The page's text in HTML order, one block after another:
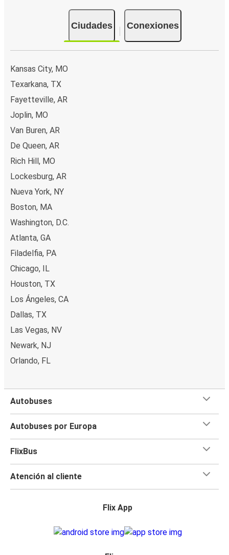
Ciudades Conexiones
Kansas City, MO
Texarkana, TX
Fayetteville, AR
Joplin, MO
Van Buren, AR
De Queen, AR
Rich Hill, MO
Lockesburg, AR
Nueva York, NY
Boston, MA
Washington, D.C.
Atlanta, GA
Filadelfia, PA
Chicago, IL
Houston, TX
Los Ángeles, CA
Dallas, TX
Las Vegas, NV
Newark, NJ
Orlando, FL
Autobuses
Autobuses por Europa
FlixBus
Atención al cliente
Flix App